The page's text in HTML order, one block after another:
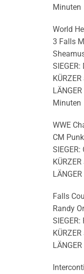
Minuten
World
3 Falls
Minuten
WWE
CM
Falls
Randy